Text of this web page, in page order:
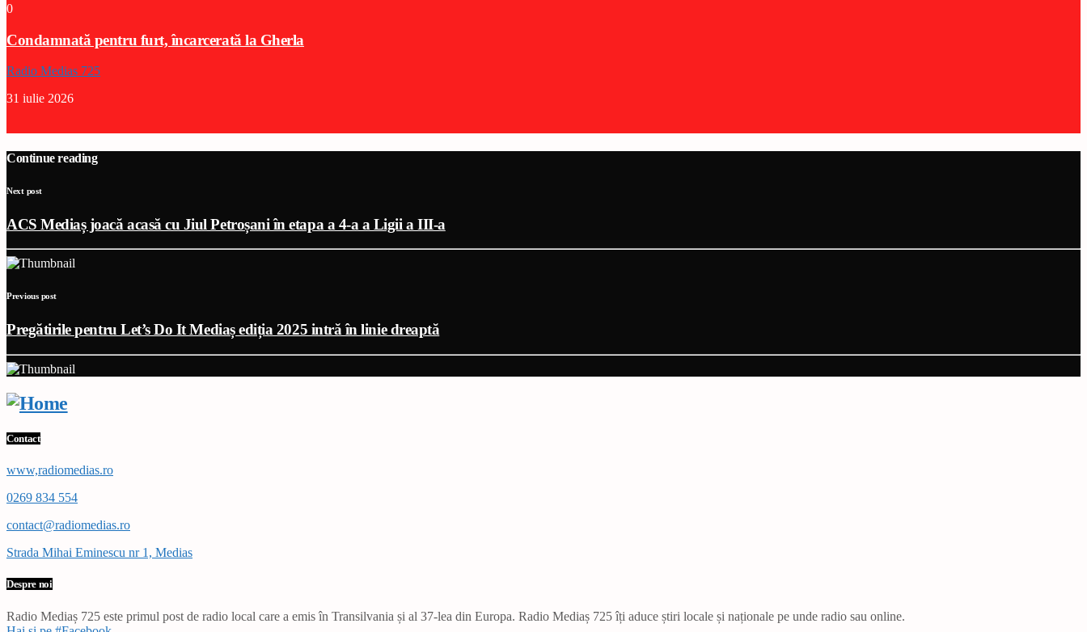
0
Condamnată pentru furt, încarcerată la Gherla
Radio Medias 725
31 iulie 2026
Continue reading
Next post
ACS Mediaș joacă acasă cu Jiul Petroșani în etapa a 4-a a Ligii a III-a
Previous post
Pregătirile pentru Let’s Do It Mediaș ediția 2025 intră în linie dreaptă
Contact
www,radiomedias.ro
0269 834 554
contact@radiomedias.ro
Strada Mihai Eminescu nr 1, Medias
Despre noi
Radio Mediaș 725 este primul post de radio local care a emis în Transilvania și al 37-lea din Europa. Radio Mediaș 725 îți aduce știri locale și naționale pe unde radio sau online.